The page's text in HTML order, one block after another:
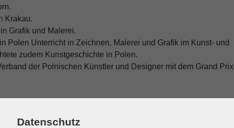
Krakau.
Grafik und Malerei.
Polen Unterricht in Zeichnen, Malerei und Grafik im Kunst- und
zudem Kunstgeschichte in Polen.
der Polnischen Künstler und Designer mit dem Grand Prix
Datenschutz